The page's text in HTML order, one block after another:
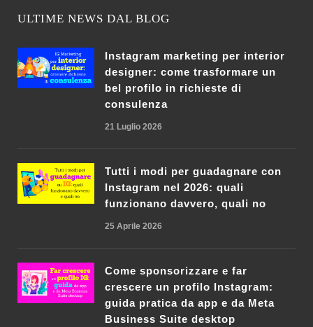
ULTIME NEWS DAL BLOG
Instagram marketing per interior
designer: come trasformare un
bel profilo in richieste di
consulenza
21 Luglio 2026
Tutti i modi per guadagnare con
Instagram nel 2026: quali
funzionano davvero, quali no
25 Aprile 2026
Come sponsorizzare e far
crescere un profilo Instagram:
guida pratica da app e da Meta
Business Suite desktop